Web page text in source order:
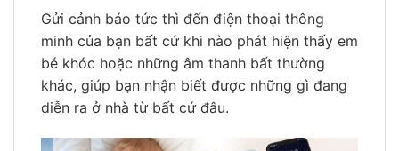
Gửi cảnh báo tức thì đến điện thoại thông
minh của bạn bất cứ khi nào phát hiện thấy em
bé khóc hoặc những âm thanh bất thường
khác, giúp bạn nhận biết được những gì đang
diễn ra ở nhà từ bất cứ đâu.